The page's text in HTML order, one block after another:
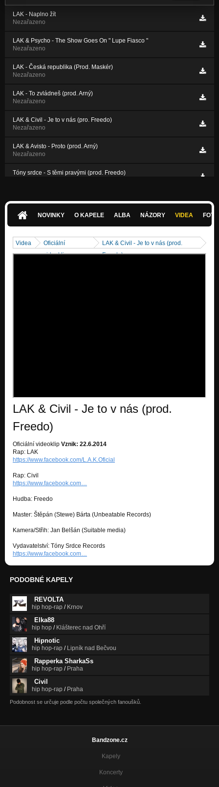
LAK - Naplno žít
Nezařazeno
LAK & Psycho - The Show Goes On " Lupe Fiasco "
Nezařazeno
LAK - Česká republika (Prod. Maskér)
Nezařazeno
LAK - To zvládneš (prod. Arný)
Nezařazeno
LAK & Civil - Je to v nás (pro. Freedo)
Nezařazeno
LAK & Avisto - Proto (prod. Arný)
Nezařazeno
Tóny srdce - S těmi pravými (prod. Freedo)
NOVINKY O KAPELE ALBA NÁZORY VIDEA
Videa
Oficiální
videoklipy
LAK & Civil - Je to v nás (prod.
Freedo)
LAK & Civil - Je to v nás (prod.
Freedo)
Oficiální videoklip Vznik: 22.6.2014
Rap: LAK
https://www.facebook.com/L.A.K.Oficial
Rap: Civil
https://www.facebook.com…
Hudba: Freedo
Master: Štěpán (Stewe) Bárta (Unbeatable Records)
Kamera/Střih: Jan Belšán (Suitable media)
Vydavatelství: Tóny Srdce Records
https://www.facebook.com…
PODOBNÉ KAPELY
REVOLTA
hip hop-rap / Krnov
Elka88
hip hop / Klášterec nad Ohří
Hipnotic
hip hop-rap / Lipník nad Bečvou
Rapperka SharkaSs
hip hop-rap / Praha
Civil
hip hop-rap / Praha
Podobnost se určuje podle počtu společných fanoušků.
Bandzone.cz
Kapely
Koncerty